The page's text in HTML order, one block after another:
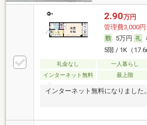
2.90万円
管理費3,000円
5万円
5階 / 1K（
礼金なし 一人暮らし
インターネット無料
最上階
インターネット無料になりました